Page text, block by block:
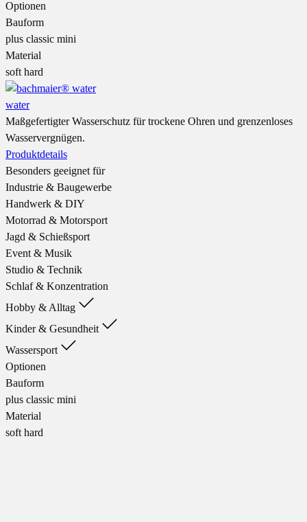
Optionen
Bauform
plus classic mini
Material
soft hard
water
Maßgefertigter Wasserschutz für trockene Ohren und grenzenloses
Wasservergnügen.
Produktdetails
Besonders geeignet für
Industrie & Baugewerbe
Handwerk & DIY
Motorrad & Motorsport
Jagd & Schießsport
Event & Musik
Studio & Technik
Schlaf & Konzentration
Hobby & Alltag
Kinder & Gesundheit
Wassersport
Optionen
Bauform
plus classic mini
Material
soft hard